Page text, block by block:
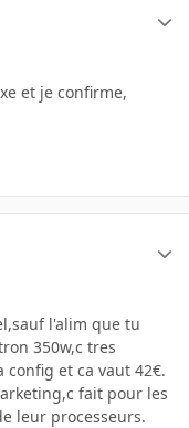
et je confirme,
l'alim que tu
350w,c tres
et ca vaut 42€.
fait pour les
leur processeurs.